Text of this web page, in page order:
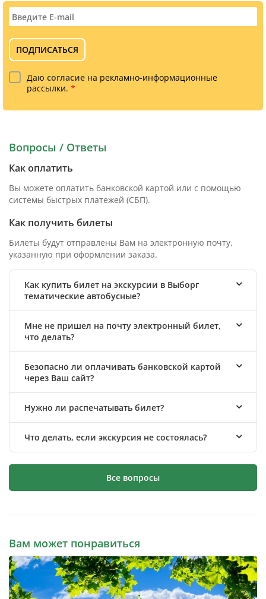
ПОДПИСАТЬСЯ
Даю согласие на рекламно-информационные
рассылки. *
Вопросы / Ответы
Как оплатить
Вы можете оплатить банковской картой или с помощью
системы быстрых платежей (СБП).
Как получить билеты
Билеты будут отправлены Вам на электронную почту,
указанную при оформлении заказа.
Как купить билет на экскурсии в Выборг
тематические автобусные?
Мне не пришел на почту электронный билет,
что делать?
Безопасно ли оплачивать банковской картой
через Ваш сайт?
Нужно ли распечатывать билет?
Что делать, если экскурсия не состоялась?
Все вопросы
Вам может понравиться